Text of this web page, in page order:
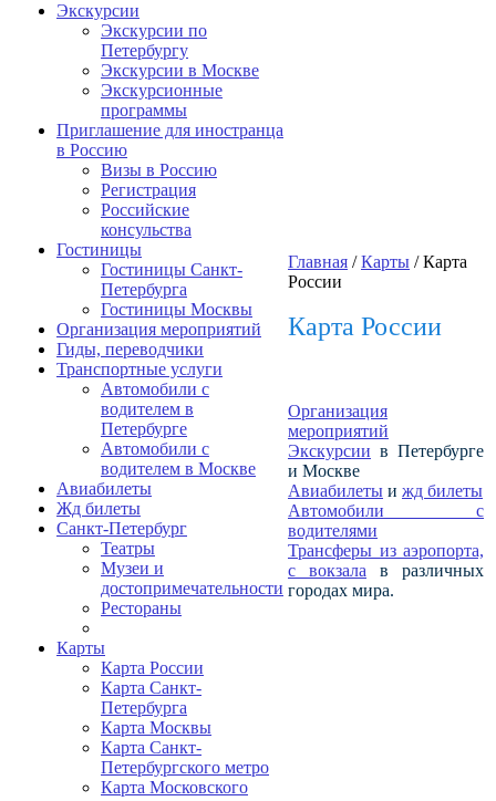
Экскурсии
Экскурсии по
Петербургу
Экскурсии в Москве
Экскурсионные
программы
Приглашение для иностранца
в Россию
Визы в Россию
Регистрация
Российские
консульства
Гостиницы
Гостиницы Санкт-
Петербурга
Гостиницы Москвы
Организация мероприятий
Гиды, переводчики
Транспортные услуги
Автомобили с
водителем в
Петербурге
Автомобили с
водителем в Москве
Авиабилеты
Жд билеты
Санкт-Петербург
Театры
Музеи и
достопримечательности
Рестораны
Карты
Карта России
Карта Санкт-
Петербурга
Карта Москвы
Карта Санкт-
Петербургского метро
Карта Московского
Главная /Карты / Карта
России
Карта России
Организация
мероприятий
Экскурсии в Петербурге
и Москве
Авиабилеты и жд билеты
Автомобили с
водителями
Трансферы из аэропорта,
с вокзала в различных
городах мира.